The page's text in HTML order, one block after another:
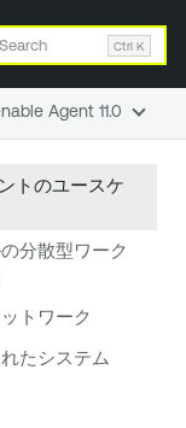
Search Ctrl K
トのユースケ
分散型ワーク
トワーク
たシステム
Agent 11.0